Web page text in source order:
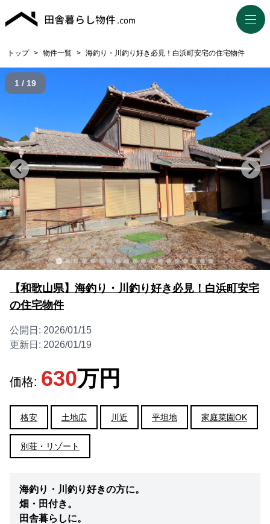
トップ > 物件一覧 > 海釣り・川釣り好き必見！白浜町安宅の住宅物件
1 / 19
【和歌山県】海釣り・川釣り好き必見！白浜町安宅
の住宅物件
公開日: 2026/01/15
更新日: 2026/01/19
価格: 630万円
格安 土地広 川近 平坦地 家庭菜園OK
別荘・リゾート
海釣り・川釣り好きの方に。
畑・田付き。
田舎暮らしに。